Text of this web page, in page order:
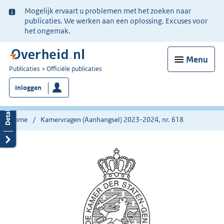
Ter
informatie:
Mogelijk ervaart u problemen met het zoeken naar
publicaties. We werken aan een oplossing. Excuses voor
het ongemak.
Menu
U
bent
nu
hier:
Publicaties Officiële publicaties
Inloggen
Home Kamervragen (Aanhangsel) 2023-2024, nr. 618